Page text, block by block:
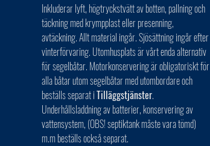
Inkluderar lyft, högtryckstvätt av botten, pallning och
täckning med krympplast eller presenning,
avtäckning. Allt material ingår. Sjösättning ingår efter
vinterförvaring. Utomhusplats är vårt enda alternativ
för segelbåtar. Motorkonservering är obligatoriskt för
alla båtar utom segelbåtar med utombordare och
beställs separat iTilläggstjänster.
Underhållsladdning av batterier, konservering av
vattensystem, (OBS! septiktank måste vara tömd)
m.m beställs också separat.